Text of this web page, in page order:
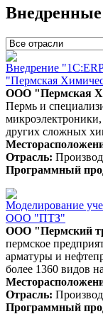
Внедрение
"Пермская
ООО "Пермская
Пермь и
других сложных
Отрасль:
Программный
Моделирование
ООО "ПТЗ"
ООО "Пермский
пермское
арматуры и
более 1360 видов
Отрасль:
Программный